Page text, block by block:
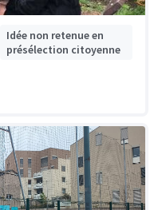
Idée non retenue en
présélection citoyenne